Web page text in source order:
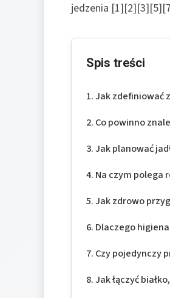
jedzenia
Spis treści
Jak zdefiniować
Co powinno
Jak planować
Na czym polega
Jak zdrowo
Dlaczego
Czy pojedynczy
Jak łączyć